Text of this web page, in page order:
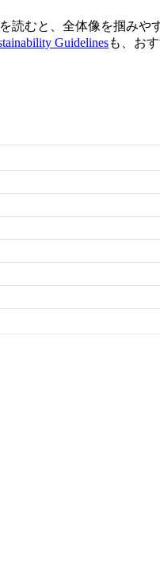
を読むと、全体像を掴みや
Guidelinesも、お